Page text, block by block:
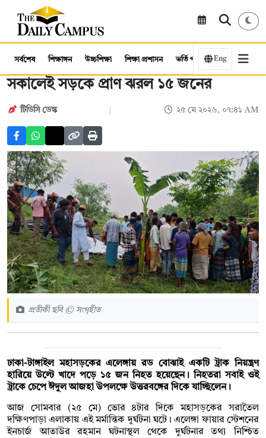
সর্বশেষ শিক্ষাঙ্গন উচ্চশিক্ষা শিক্ষা প্রশাসন ভর্তি পরীক্ষা কর্মসংস্থান
Eng
সকালেই সড়কে প্রাণ ঝরল ১৫ জনের
টিডিসি ডেস্ক ২৫ মে ২০২৬, ০৭:৪১ AM
প্রতীকী ছবি © সংগৃহীত
ঢাকা-টাঙ্গাইল মহাসড়কের এলেঙ্গায় রড বোঝাই একটি ট্রাক নিয়ন্ত্রণ
হারিয়ে উল্টে খাদে পড়ে ১৫ জন নিহত হয়েছেন। নিহতরা সবাই ওই
ট্রাকে চেপে ঈদুল আজহা উপলক্ষে উত্তরবঙ্গের দিকে যাচ্ছিলেন।
আজ সোমবার (২৫ মে) ভোর ৪টার দিকে মহাসড়কের সরাতৈল
দক্ষিণপাড়া এলাকায় এই মর্মান্তিক দুর্ঘটনা ঘটে। এলেঙ্গা ফায়ার স্টেশনের
ইনচার্জ আতাউর রহমান ঘটনাস্থল থেকে দুর্ঘটনার তথ্য নিশ্চিত